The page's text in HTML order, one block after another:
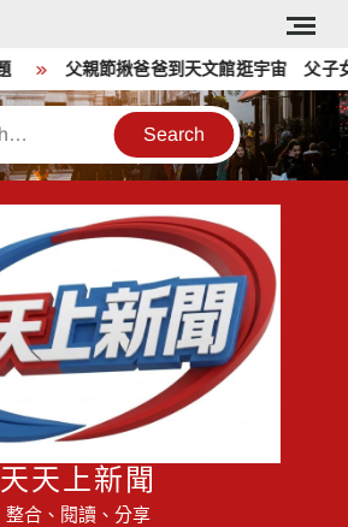
父親節揪爸爸到天文館逛宇宙 父子
天天上新聞
整合、閱讀、分享